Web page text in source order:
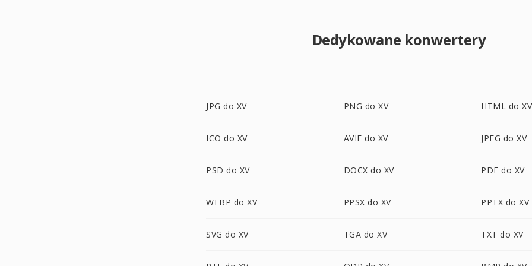
Dedykowane konwertery
JPG do XV PNG do XV HTML do XV
ICO do XV AVIF do XV JPEG do XV
PSD do XV DOCX do XV PDF do XV
WEBP do XV PPSX do XV PPTX do XV
SVG do XV TGA do XV TXT do XV